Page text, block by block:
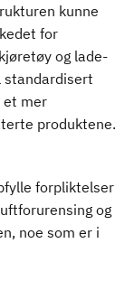
kunne
for
og lade-
standardisert
et mer
produktene.
forpliktelser
og
noe som er i